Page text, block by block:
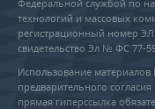
Федеральной службой по
технологий и массовых
регистрационный номер ЭЛ
свидетельство Эл № ФС 77-
Использование
предварительного
прямая гиперссылка